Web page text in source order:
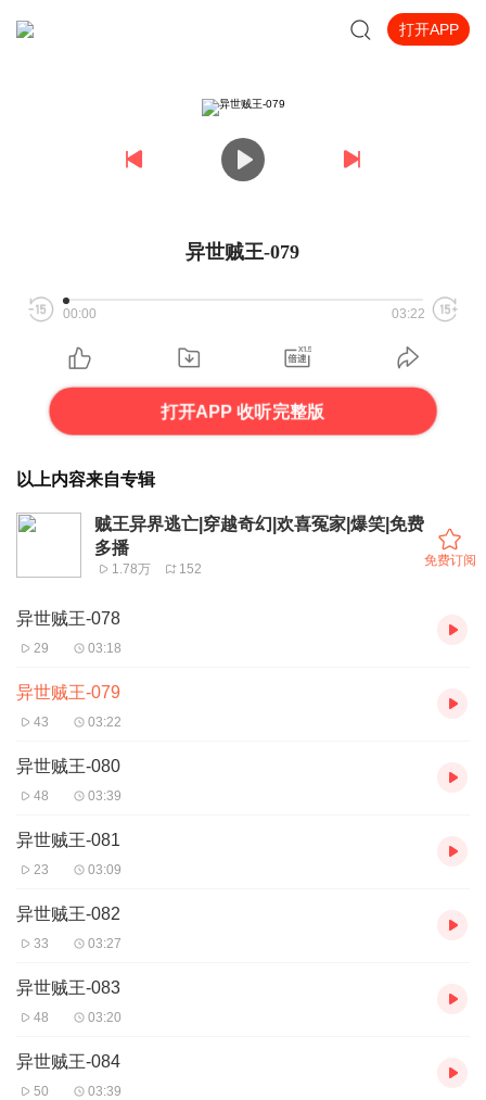
打开APP
异世贼王-079
00:00 03:22
打开APP 收听完整版
以上内容来自专辑
贼王异界逃亡|穿越奇幻|欢喜冤家|爆笑|免费
多播
1.78万 152
免费订阅
异世贼王-078
29 03:18
异世贼王-079
43 03:22
异世贼王-080
48 03:39
异世贼王-081
23 03:09
异世贼王-082
33 03:27
异世贼王-083
48 03:20
异世贼王-084
50 03:39